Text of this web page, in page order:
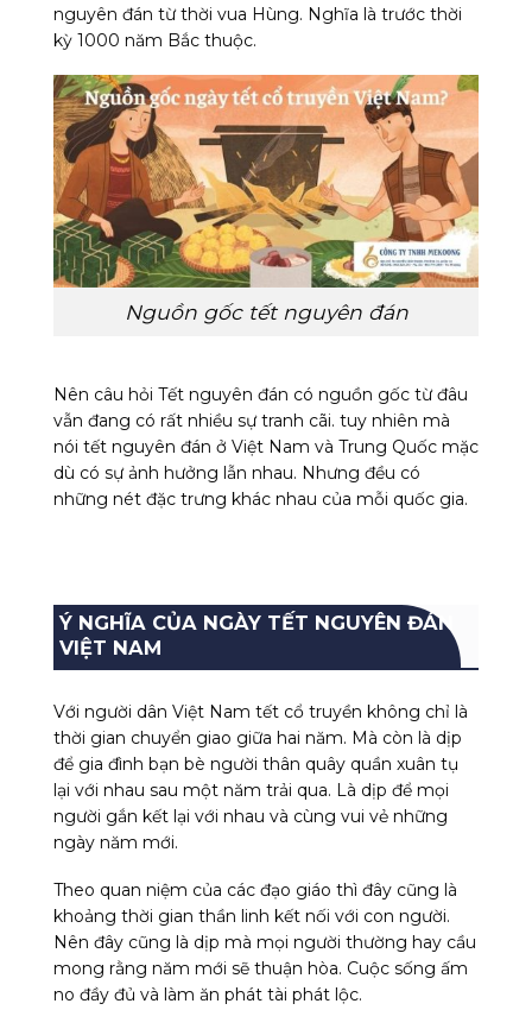
nguyên đán từ thời vua Hùng. Nghĩa là trước thời
kỳ 1000 năm Bắc thuộc.
Nguồn gốc tết nguyên đán
Nên câu hỏi Tết nguyên đán có nguồn gốc từ đâu
vẫn đang có rất nhiều sự tranh cãi. tuy nhiên mà
nói tết nguyên đán ở Việt Nam và Trung Quốc mặc
dù có sự ảnh hưởng lẫn nhau. Nhưng đều có
những nét đặc trưng khác nhau của mỗi quốc gia.
Ý NGHĨA CỦA NGÀY TẾT NGUYÊN ĐÁN
VIỆT NAM
Với người dân Việt Nam tết cổ truyền không chỉ là
thời gian chuyển giao giữa hai năm. Mà còn là dịp
để gia đình bạn bè người thân quây quần xuân tụ
lại với nhau sau một năm trải qua. Là dịp để mọi
người gắn kết lại với nhau và cùng vui vẻ những
ngày năm mới.
Theo quan niệm của các đạo giáo thì đây cũng là
khoảng thời gian thần linh kết nối với con người.
Nên đây cũng là dịp mà mọi người thường hay cầu
mong rằng năm mới sẽ thuận hòa. Cuộc sống ấm
no đầy đủ và làm ăn phát tài phát lộc.